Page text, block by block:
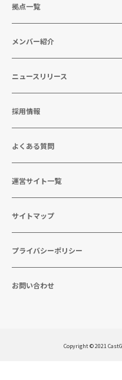
拠点一覧
メンバー紹介
ニュースリリース
採用情報
よくある質問
運営サイト一覧
サイトマップ
プライバシーポリシー
お問い合わせ
Copyright © 2021